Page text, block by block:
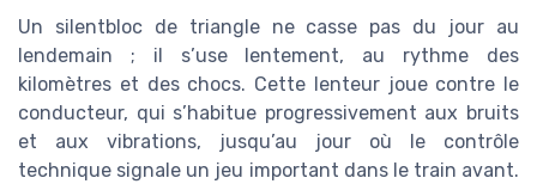
Un silentbloc de triangle ne casse pas du jour au
lendemain ; il s’use lentement, au rythme des
kilomètres et des chocs. Cette lenteur joue contre le
conducteur, qui s’habitue progressivement aux bruits
et aux vibrations, jusqu’au jour où le contrôle
technique signale un jeu important dans le train avant.